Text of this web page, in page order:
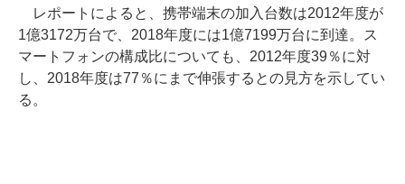
レポートによると、携帯端末の加入台数は2012年度が
1億3172万台で、2018年度には1億7199万台に到達。ス
マートフォンの構成比についても、2012年度39％に対
し、2018年度は77％にまで伸張するとの見方を示してい
る。